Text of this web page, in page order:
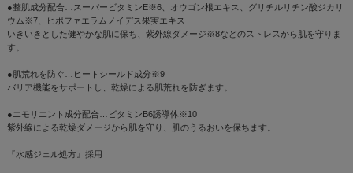
●整肌成分配合…スーパービタミンE※6、オウゴン根エキス、グリチルリチン酸ジカリ
ウム※7、ヒポファエラムノイデス果実エキス
いきいきとした健やかな肌に保ち、紫外線ダメージ※8などのストレスから肌を守りま
す。
●肌荒れを防ぐ…ヒートシールド成分※9
バリア機能をサポートし、乾燥による肌荒れを防ぎます。
●エモリエント成分配合…ビタミンB6誘導体※10
紫外線による乾燥ダメージから肌を守り、肌のうるおいを保ちます。
『水感ジェル処方』採用